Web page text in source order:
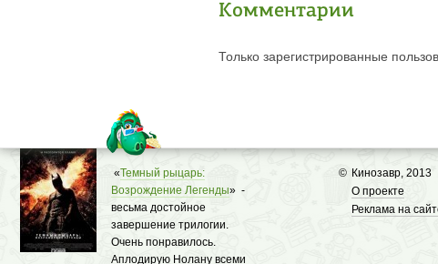
Комментарии
Только зарегистрированные
© Кинозавр, 2013
О проекте
Реклама на
«Темный рыцарь:
Возрождение Легенды» -
весьма достойное
завершение трилогии.
Очень понравилось.
Аплодирую Нолану всеми